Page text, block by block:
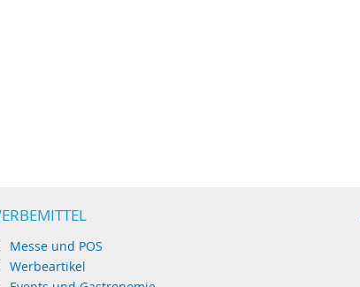
Messe und POS
Werbeartikel